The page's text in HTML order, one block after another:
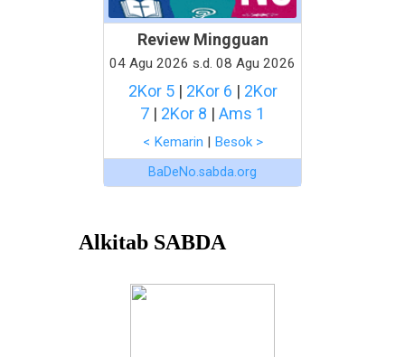
Review Mingguan
04 Agu 2026 s.d. 08 Agu 2026
2Kor 5| 2Kor 6 | 2Kor
7 | 2Kor 8 | Ams 1
< Kemarin | Besok >
BaDeNo.sabda.org